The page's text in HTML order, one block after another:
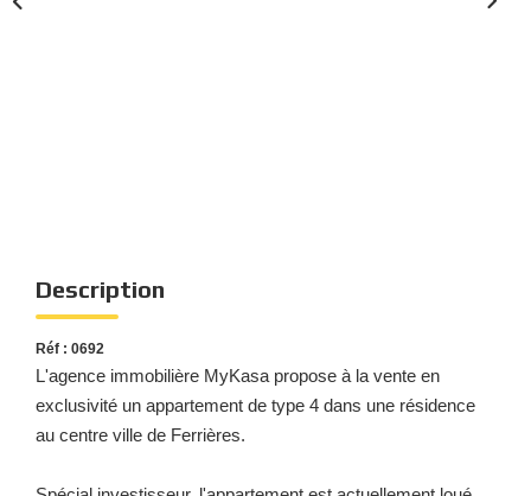
Description
Réf : 0692
L'agence immobilière MyKasa propose à la vente en
exclusivité un appartement de type 4 dans une résidence
au centre ville de Ferrières.